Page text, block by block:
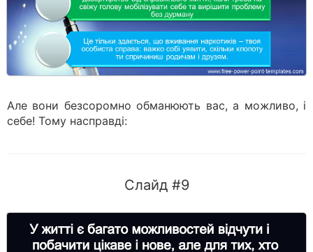
Але вони безсоромно обманюють вас, а можливо, і
себе! Тому насправді:
Слайд #9